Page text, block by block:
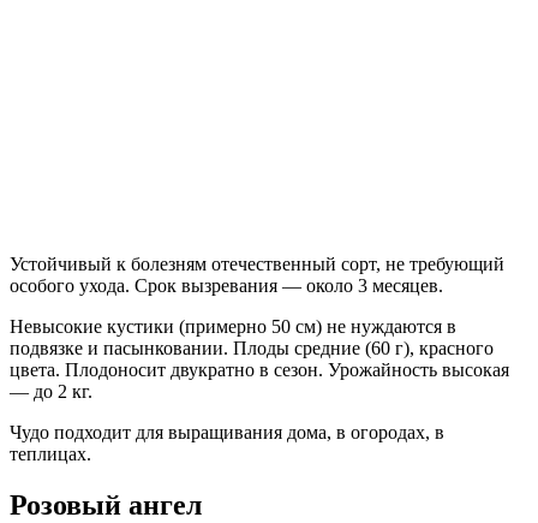
Устойчивый к болезням отечественный сорт, не требующий
особого ухода. Срок вызревания — около 3 месяцев.
Невысокие кустики (примерно 50 см) не нуждаются в
подвязке и пасынковании. Плоды средние (60 г), красного
цвета. Плодоносит двукратно в сезон. Урожайность высокая
— до 2 кг.
Чудо подходит для выращивания дома, в огородах, в
теплицах.
Розовый ангел